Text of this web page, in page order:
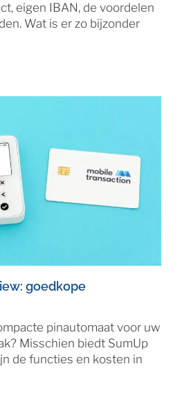
eigen IBAN, de voordelen
Wat is er zo bijzonder
goedkope
pinautomaat voor uw
Misschien biedt SumUp
de functies en kosten in